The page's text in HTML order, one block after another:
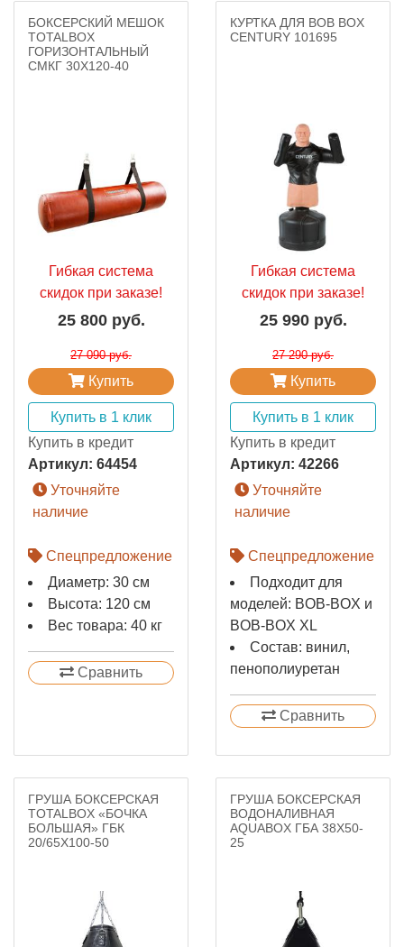
БОКСЕРСКИЙ МЕШОК
TOTALBOX
ГОРИЗОНТАЛЬНЫЙ
СМКГ 30Х120-40
Гибкая система
скидок при заказе!
25 800 руб.
27 090 руб.
Купить
Купить в 1 клик
Купить в кредит
Артикул: 64454
Уточняйте
наличие
Спецпредложение
Диаметр: 30 см
Высота: 120 см
Вес товара: 40 кг
Сравнить
КУРТКА ДЛЯ BOB BOX
CENTURY 101695
Гибкая система
скидок при заказе!
25 990 руб.
27 290 руб.
Купить
Купить в 1 клик
Купить в кредит
Артикул: 42266
Уточняйте
наличие
Спецпредложение
Подходит для
моделей: BOB-BOX и
BOB-BOX XL
Состав: винил,
пенополиуретан
Сравнить
ГРУША БОКСЕРСКАЯ
TOTALBOX «БОЧКА
БОЛЬШАЯ» ГБК
20/65Х100-50
ГРУША БОКСЕРСКАЯ
ВОДОНАЛИВНАЯ
AQUABOX ГБА 38X50-
25